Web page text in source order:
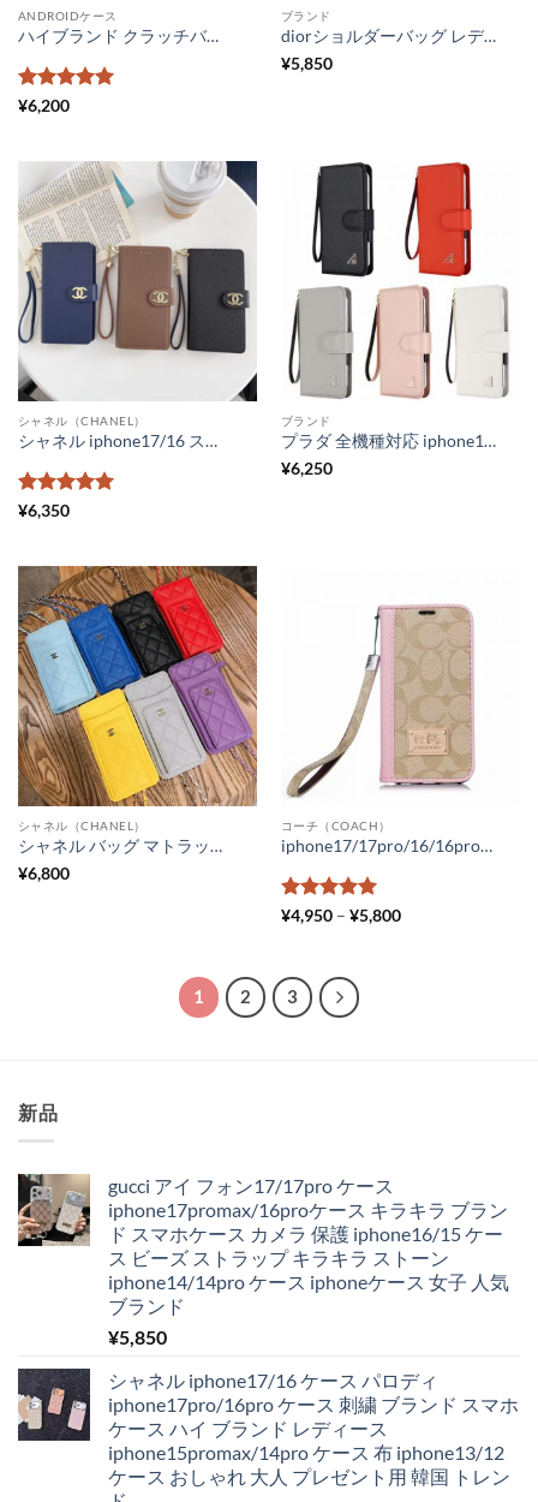
ANDROIDケース
ハイブランド クラッチバッグ パロディ風 ルイヴィトン バッグ 人気 ストラップ付き GUCCI スマホポーチ 財布 セカンドバッグ メンズ 革 バーバリー風 全機種対応 スマホカバー 大人 高級
5段階中
¥6,200
ブランド
diorショルダーバッグ レディース スマホポーチ ハイブランド おしゃれ ディオール ミニバッグ 流行 ポシェットポーチ 小物入れ 全機種対応スマホカバー かわいい
¥5,850
シャネル（CHANEL）
シャネル iphone17/16 スマホケース 手帳型 アンドロイド CHANEL 全機種対応 スマホ保護カバー シンプル ギャラクシーケース ブランド xperiaケース シャネル コピー フリーサイズ 携帯ケース 手帳 カップル
5段階中
¥6,350
ブランド
プラダ 全機種対応 iphone17/16 スマホケース 手帳型 Prada galaxyケース ブランドパロディ 携帯 ケース アンドロイド 革 xperia aceケース かわいい スマホカバー 手帳 スライド式 おしゃれ
¥6,250
シャネル（CHANEL）
シャネル バッグ マトラッセ 新品 スマホポーチ ブランド レディース 全機種対応 スマホケース chanel パロディ風 スマホ財布ショルダー おしゃれ シャネル風 ポケットポーチ 大人
¥6,800
コーチ（COACH）
iphone17/17pro/16/16proケース コーチ アイフォンケース15promax/15pro 手帳型 coach iPhone14 ケースレザー ブランド iPhone14pro/13promax スマホケース コーチ携帯ケース 手帳型
5段階中 5の
¥4,950 – ¥5,800価
1 2 3
新品
gucci アイ フォン17/17pro ケース
iphone17promax/16proケース キラキラ ブラン
ド スマホケース カメラ 保護 iphone16/15 ケー
ス ビーズ ストラップ キラキラ ストーン
iphone14/14pro ケース iphoneケース 女子 人気
ブランド
¥5,850
シャネル iphone17/16 ケース パロディ
iphone17pro/16pro ケース 刺繍 ブランド スマホ
ケース ハイ ブランド レディース
iphone15promax/14pro ケース 布 iphone13/12
ケース おしゃれ 大人 プレゼント用 韓国 トレン